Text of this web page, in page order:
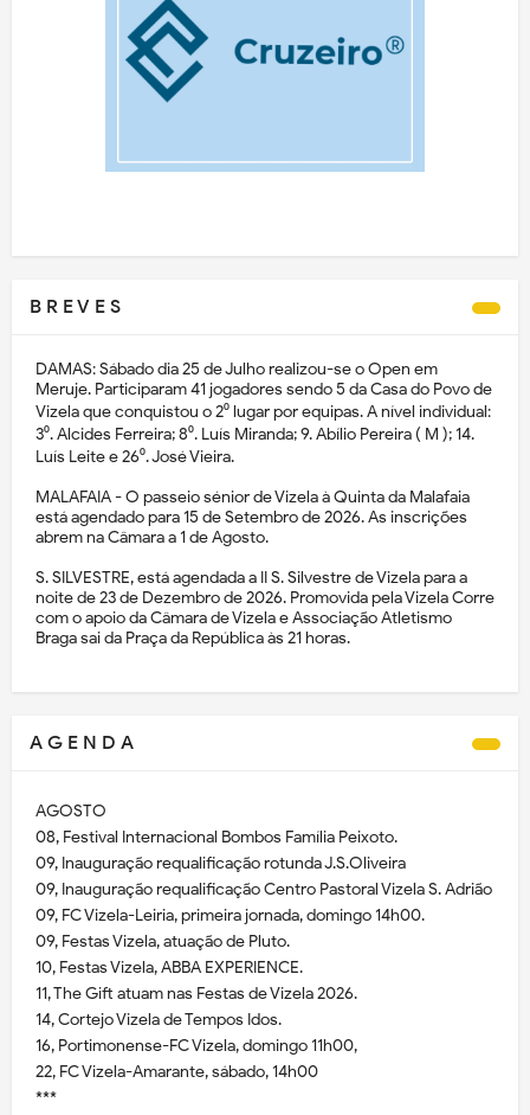
B R E V E S
DAMAS: Sábado dia 25 de Julho realizou-se o Open em
Meruje. Participaram 41 jogadores sendo 5 da Casa do Povo de
Vizela que conquistou o 2⁰ lugar por equipas. A nível individual:
3⁰. Alcides Ferreira; 8⁰. Luís Miranda; 9. Abílio Pereira ( M ); 14.
Luís Leite e 26⁰. José Vieira.
MALAFAIA - O passeio sénior de Vizela à Quinta da Malafaia
está agendado para 15 de Setembro de 2026. As inscrições
abrem na Câmara a 1 de Agosto.
S. SILVESTRE, está agendada a II S. Silvestre de Vizela para a
noite de 23 de Dezembro de 2026. Promovida pela Vizela Corre
com o apoio da Câmara de Vizela e Associação Atletismo
Braga sai da Praça da República às 21 horas.
A G E N D A
AGOSTO
08, Festival Internacional Bombos Família Peixoto.
09, Inauguração requalificação rotunda J.S.Oliveira
09, Inauguração requalificação Centro Pastoral Vizela S. Adrião
09, FC Vizela-Leiria, primeira jornada, domingo 14h00.
09, Festas Vizela, atuação de Pluto.
10, Festas Vizela, ABBA EXPERIENCE.
11, The Gift atuam nas Festas de Vizela 2026.
14, Cortejo Vizela de Tempos Idos.
16, Portimonense-FC Vizela, domingo 11h00,
22, FC Vizela-Amarante, sábado, 14h00
***